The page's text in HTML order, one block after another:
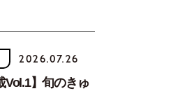
2026.07.26
Vol.1】旬のきゅ